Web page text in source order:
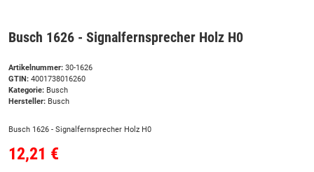
Busch 1626 - Signalfernsprecher Holz H0
Artikelnummer: 30-1626
GTIN: 4001738016260
Kategorie: Busch
Hersteller: Busch
Busch 1626 - Signalfernsprecher Holz H0
12,21 €